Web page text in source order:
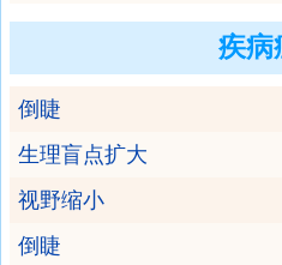
疾病
倒睫
生理盲点扩大
视野缩小
倒睫